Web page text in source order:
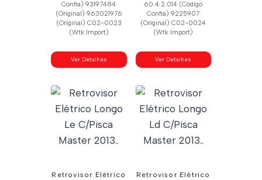
Confia) 93197484
(Original) 963021976
(Original) C02-0023
(Wtk Import)
Ver Detalhes
60.4.2.014 (Código
Confia) 9225907
(Original) C02-0024
(Wtk Import)
Ver Detalhes
Retrovisor Elétrico
Retrovisor Elétrico